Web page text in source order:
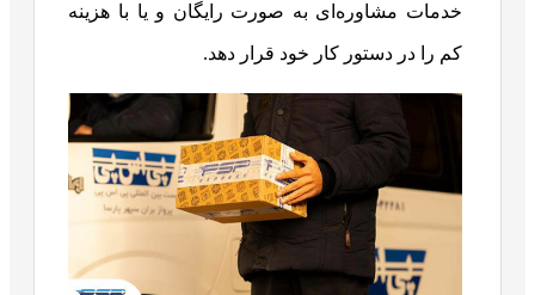
خدمات مشاوره‌ای به صورت رایگان و یا با هزینه
کم را در دستور کار خود قرار دهد.